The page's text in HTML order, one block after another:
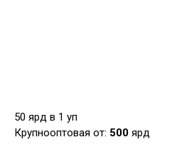
50 ярд в 1 уп
Крупнооптовая от: 500 ярд